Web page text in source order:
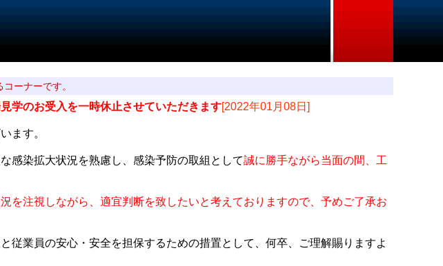
ーナーです。
学のお受入を一時休止させていただきます[2022年01月08日]
ます。
感染拡大状況を熟慮し、感染予防の取組として誠に勝手ながら当面の間、工
を注視しながら、適宜判断を致したいと考えておりますので、予めご了承お
従業員の安心・安全を担保するための措置として、何卒、ご理解賜りますよ